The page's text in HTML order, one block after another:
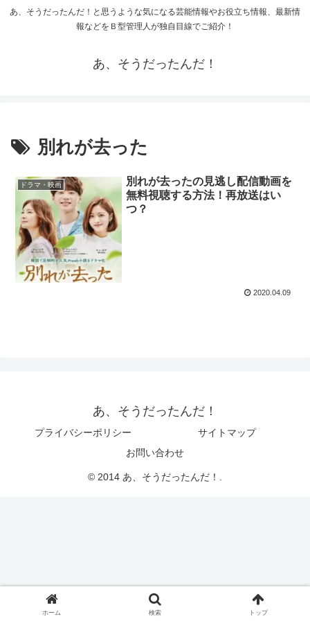
あ、そうだったんだ！と思うような気になる芸能情報やお役立ち情報、最新情
報などをＢ型管理人が独自目線でご紹介！
あ、そうだったんだ！
別れが去った
ドラマ・映画
別れが去ったの見逃し配信動画を
無料視聴する方法！再放送はい
つ？
2020.04.09
あ、そうだったんだ！
プライバシーポリシー
サイトマップ
お問い合わせ
© 2014 あ、そうだったんだ！.
ホーム 検索 トップ